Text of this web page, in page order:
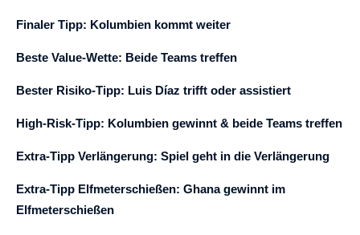
Finaler Tipp: Kolumbien kommt weiter
Beste Value-Wette: Beide Teams treffen
Bester Risiko-Tipp: Luis Díaz trifft oder assistiert
High-Risk-Tipp: Kolumbien gewinnt & beide Teams treffen
Extra-Tipp Verlängerung: Spiel geht in die Verlängerung
Extra-Tipp Elfmeterschießen: Ghana gewinnt im
Elfmeterschießen